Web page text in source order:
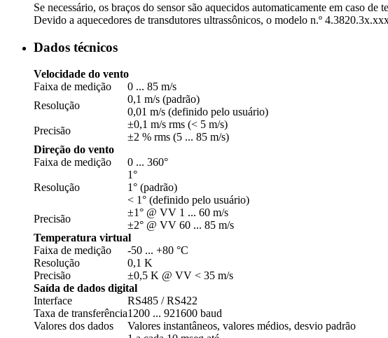
Se necessário, os braços do sensor são aquecidos automaticamente em caso
Devido a aquecedores de transdutores ultrassônicos, o modelo n.º
Dados técnicos
Velocidade do vento
Faixa de medição
0 ... 85 m/­s
Resolução
0,1 m/­s (padrão)
0,01 m/­s (definido pelo usuário)
Precisão
±0,1 m/­s rms (< 5 m/­s)
±2 % rms (5 ... 85 m/­s)
Direção do vento
Faixa de medição
0 ... 360°
Resolução
1°
1° (padrão)
< 1° (definido pelo usuário)
Precisão
±1° @ VV 1 ... 60 m/­s
±2° @ VV 60 ... 85 m/­s
Temperatura virtual
Faixa de medição
-50 ... +80 °C
Resolução
0,1 K
Precisão
±0,5 K @ VV < 35 m/­s
Saída de dados digital
Interface
RS485 /­ RS422
Taxa de transferência1200 ... 921600 baud
Valores dos dados
Valores instantâneos, valores médios, desvio padrão